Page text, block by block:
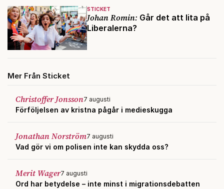
STICKET
Johan Romin: Går det att lita på
Liberalerna?
Mer Från Sticket
Christoffer Jonsson7 augusti
Förföljelsen av kristna pågår i medieskugga
Jonathan Norström7 augusti
Vad gör vi om polisen inte kan skydda oss?
Merit Wager7 augusti
Ord har betydelse – inte minst i migrationsdebatten